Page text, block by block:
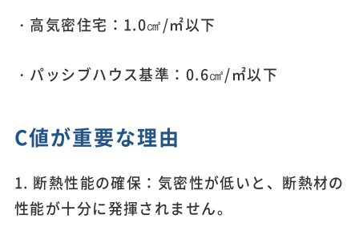
・高気密住宅：1.0㎠/㎡以下
・パッシブハウス基準：0.6㎠/㎡以下
C値が重要な理由
1. 断熱性能の確保：気密性が低いと、断熱材の
性能が十分に発揮されません。